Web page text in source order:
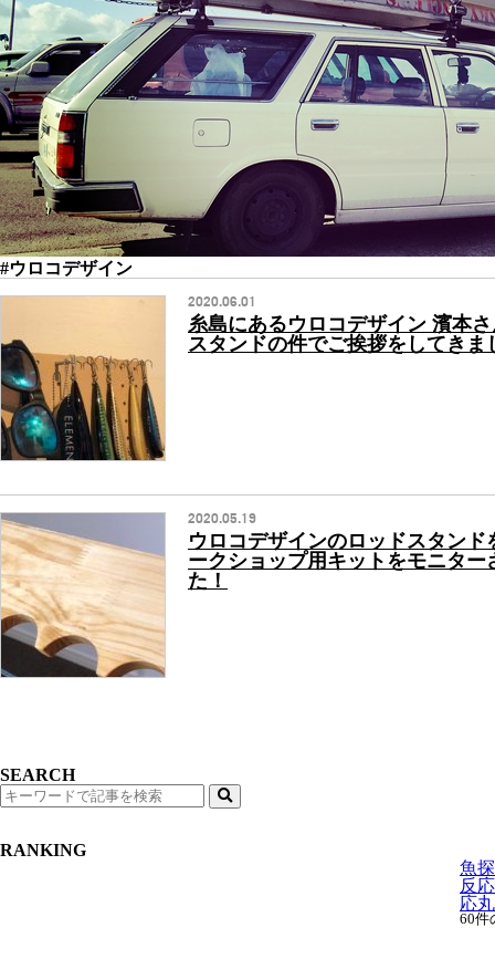
#ウロコデザイン
2020.06.01
糸島にあるウロコデザイン 濱本
スタンドの件でご挨拶をしてきま
2020.05.19
ウロコデザインのロッドスタンド
ークショップ用キットをモニター
た！
SEARCH
検
索
RANKING
魚
反
応
60件